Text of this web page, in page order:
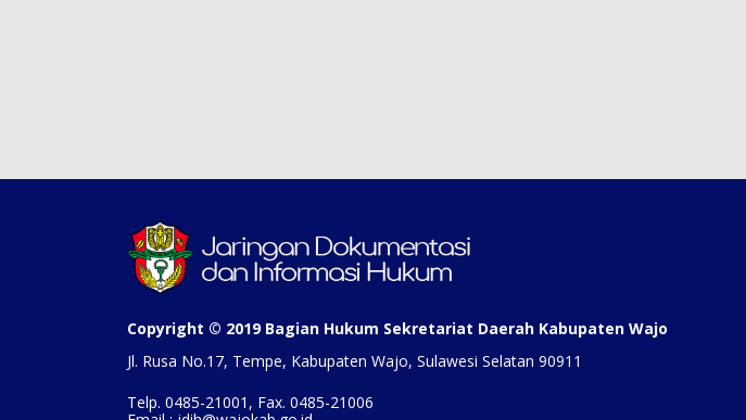
Copyright © 2019 Bagian Hukum Sekretariat Daerah Kabupaten Wajo
Jl. Rusa No.17, Tempe, Kabupaten Wajo, Sulawesi Selatan 90911
Telp. 0485-21001, Fax. 0485-21006